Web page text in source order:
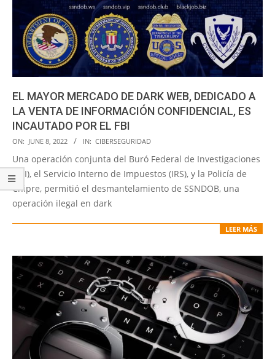
EL MAYOR MERCADO DE DARK WEB, DEDICADO A
LA VENTA DE INFORMACIÓN CONFIDENCIAL, ES
INCAUTADO POR EL FBI
2022-
06-
08
ON: JUNE 8, 2022 IN: CIBERSEGURIDAD
Una operación conjunta del Buró Federal de Investigaciones
(FBI), el Servicio Interno de Impuestos (IRS), y la Policía de
Chipre, permitió el desmantelamiento de SSNDOB, una
operación ilegal en dark
LEER MÁS